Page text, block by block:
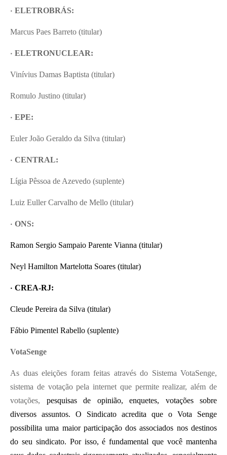
• ELETROBRÁS:
Marcus Paes Barreto (titular)
• ELETRONUCLEAR:
Vinívius Damas Baptista (titular)
Romulo Justino (titular)
• EPE:
Euler João Geraldo da Silva (titular)
• CENTRAL:
Lígia Pêssoa de Azevedo (suplente)
Luiz Euller Carvalho de Mello (titular)
• ONS:
Ramon Sergio Sampaio Parente Vianna (titular)
Neyl Hamilton Martelotta Soares (titular)
• CREA-RJ:
Cleude Pereira da Silva (titular)
Fábio Pimentel Rabello (suplente)
VotaSenge
As duas eleições foram feitas através do Sistema VotaSenge,
sistema de votação pela internet que permite realizar, além de
votações, pesquisas de opinião, enquetes, votações sobre
diversos assuntos. O Sindicato acredita que o Vota Senge
possibilita uma maior participação dos associados nos destinos
do seu sindicato. Por isso, é fundamental que você mantenha